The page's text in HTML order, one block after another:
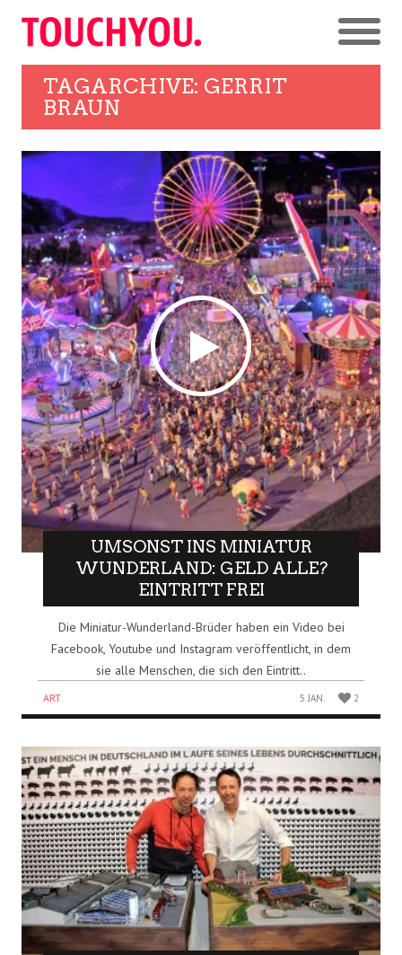
TAGARCHIVE: GERRIT
BRAUN
UMSONST INS MINIATUR
WUNDERLAND: GELD ALLE?
EINTRITT FREI
Die Miniatur-Wunderland-Brüder haben ein Video bei
Facebook, Youtube und Instagram veröffentlicht, in dem
sie alle Menschen, die sich den Eintritt..
ART 5 JAN. 2